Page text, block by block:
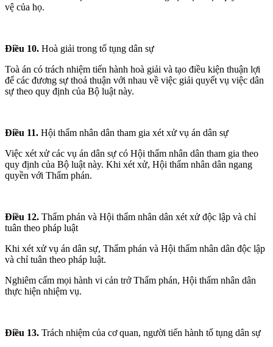
vệ của họ.
Điều 10. Hoà giải trong tố tụng dân sự
Toà án có trách nhiệm tiến hành hoà giải và tạo điều kiện thuận lợi
để các đương sự thoả thuận với nhau về việc giải quyết vụ việc dân
sự theo quy định của Bộ luật này.
Điều 11. Hội thẩm nhân dân tham gia xét xử vụ án dân sự
Việc xét xử các vụ án dân sự có Hội thẩm nhân dân tham gia theo
quy định của Bộ luật này. Khi xét xử, Hội thẩm nhân dân ngang
quyền với Thẩm phán.
Điều 12. Thẩm phán và Hội thẩm nhân dân xét xử độc lập và chỉ
tuân theo pháp luật
Khi xét xử vụ án dân sự, Thẩm phán và Hội thẩm nhân dân độc lập
và chỉ tuân theo pháp luật.
Nghiêm cấm mọi hành vi cản trở Thẩm phán, Hội thẩm nhân dân
thực hiện nhiệm vụ.
Điều 13. Trách nhiệm của cơ quan, người tiến hành tố tụng dân sự